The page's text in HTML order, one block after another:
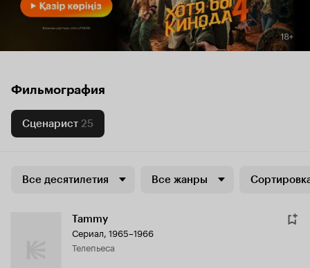
Фильмография
Сценарист 25
Все десятилетия Все жанры
Tammy
Сериал, 1965–1966
телепьеса